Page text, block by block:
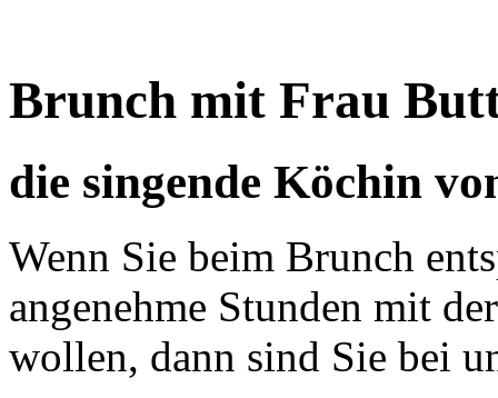
Brunch mit Frau
die singende Köchin
Wenn Sie beim Brunch
angenehme Stunden mit
wollen, dann sind Sie bei